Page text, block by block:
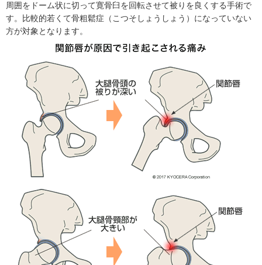
周囲をドーム状に切って寛骨臼を回転させて被りを良くする手術で
す。比較的若くて骨粗鬆症（こつそしょうしょう）になっていない
方が対象となります。